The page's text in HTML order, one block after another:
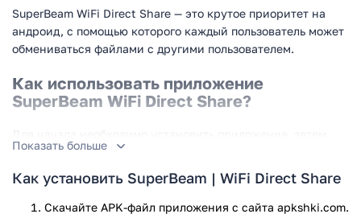
SuperBeam WiFi Direct Share — это крутое приоритет на
андроид, с помощью которого каждый пользователь может
обмениваться файлами с другими пользователем.
Как использовать приложение
SuperBeam WiFi Direct Share?
делаем его запуск. Главное меню состоит всего лишь из
чёрточки, нажав на которые можно узнать ещё небольшую
информацию. А именно, там можно поделиться
Показать больше
Как установить SuperBeam | WiFi Direct Share
Скачайте APK-файл приложения с сайта apkshki.com.